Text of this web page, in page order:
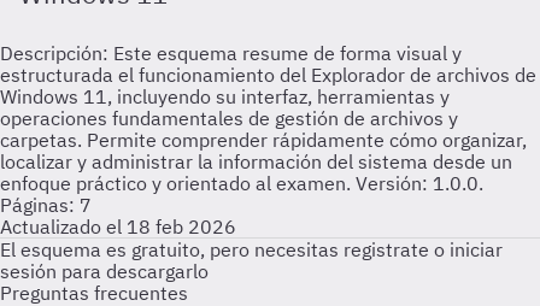
Descripción: Este esquema resume de forma visual y
estructurada el funcionamiento del Explorador de archivos de
Windows 11, incluyendo su interfaz, herramientas y
operaciones fundamentales de gestión de archivos y
carpetas. Permite comprender rápidamente cómo organizar,
localizar y administrar la información del sistema desde un
enfoque práctico y orientado al examen. Versión: 1.0.0.
Páginas: 7
Actualizado el 18 feb 2026
El esquema es gratuito, pero necesitas registrate o iniciar
sesión para descargarlo
Preguntas frecuentes